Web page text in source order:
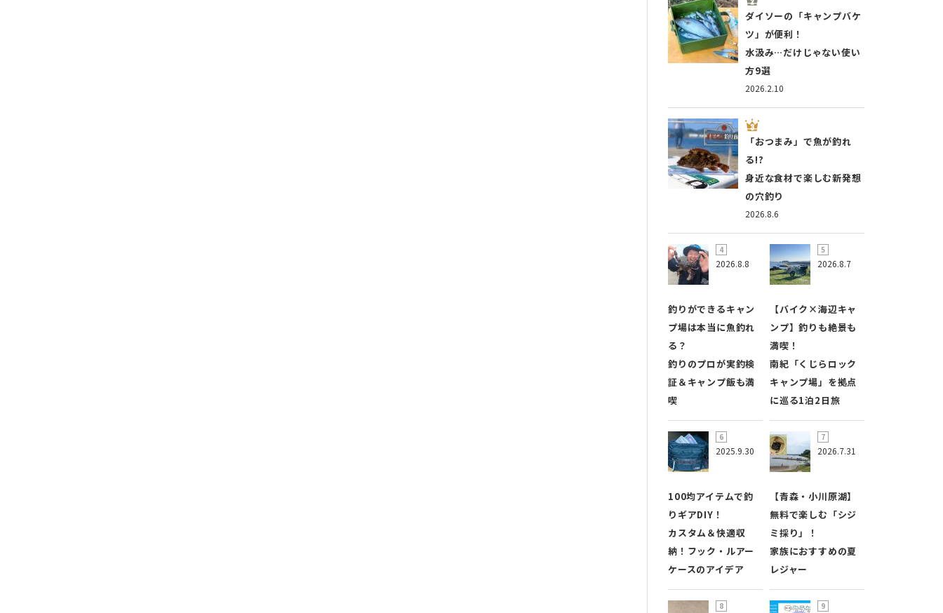
2026.2.10
ダイソーの「キャンプバケ
ツ」が便利！
水汲み…だけじゃない使い
方9選
2026.8.6
「おつまみ」で魚が釣れ
る!?
身近な食材で楽しむ新発想
の穴釣り
2026.8.8
釣りができるキャン
プ場は本当に魚釣れ
る？
釣りのプロが実釣検
証＆キャンプ飯も満
喫
2026.8.7
【バイク×海辺キャ
ンプ】釣りも絶景も
満喫！
南紀「くじらロック
キャンプ場」を拠点
に巡る1泊2日旅
2025.9.30
100均アイテムで釣
りギアDIY！
カスタム＆快適収
納！フック・ルアー
ケースのアイデア
2026.7.31
【青森・小川原湖】
無料で楽しむ「シジ
ミ採り」！
家族におすすめの夏
レジャー